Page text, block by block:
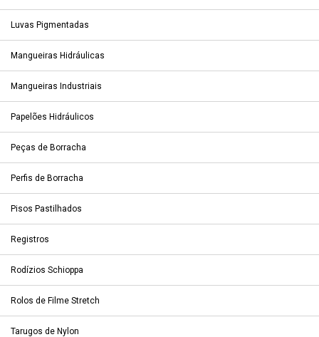
Luvas Pigmentadas
Mangueiras Hidráulicas
Mangueiras Industriais
Papelões Hidráulicos
Peças de Borracha
Perfis de Borracha
Pisos Pastilhados
Registros
Rodízios Schioppa
Rolos de Filme Stretch
Tarugos de Nylon